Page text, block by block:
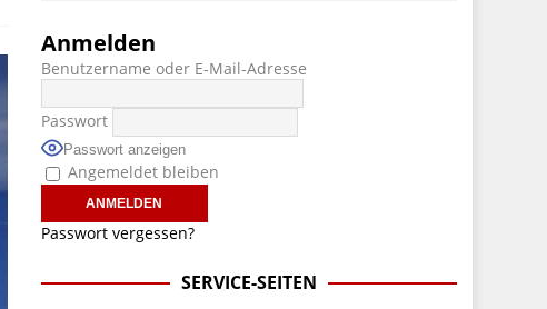
Anmelden
Benutzername oder E-Mail-Adresse
Passwort
Passwort anzeigen
Angemeldet bleiben
Passwort vergessen?
SERVICE-SEITEN